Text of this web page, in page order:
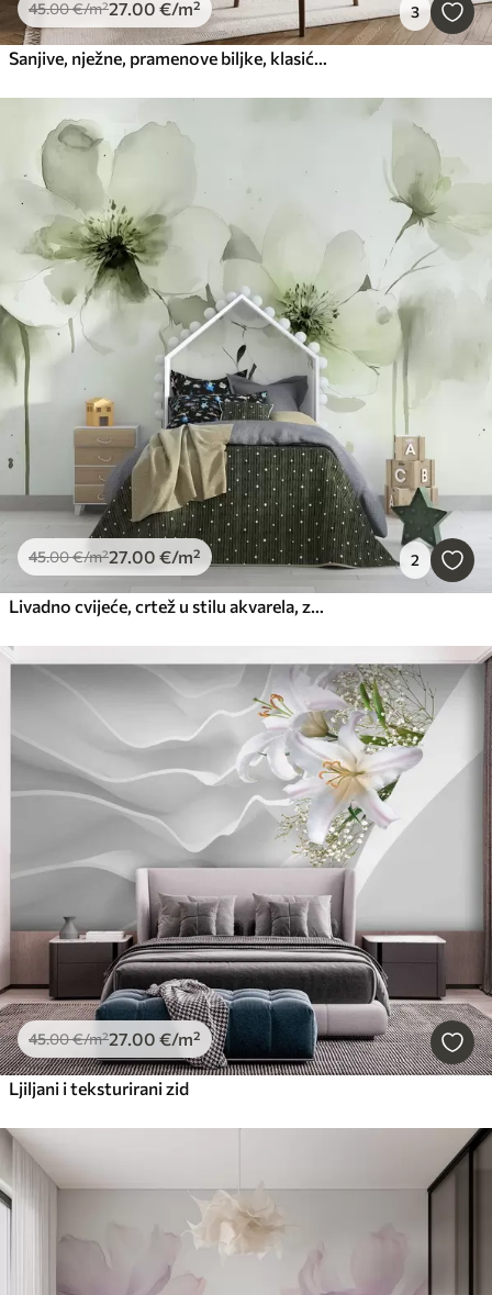
45.00€/m²27.00 €/m² 3
Sanjive, nježne, pramenove biljke, klasići i cvijeće u smeđim pastelnim bojama na maglovitoj, teksturiranoj pozadini
45.00€/m²27.00 €/m² 2
Livadno cvijeće, crtež u stilu akvarela, zelena paleta boja
45.00€/m²27 .00 €/m²
Ljiljani i teksturirani zid